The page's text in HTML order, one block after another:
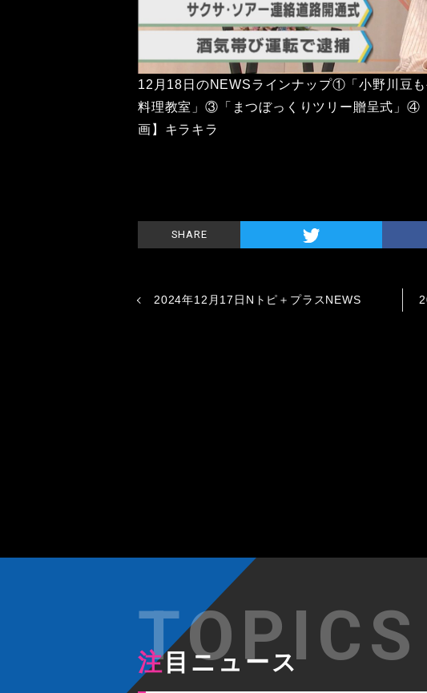
12月18日のNEWSラインナップ①「小野川豆
料理教室」③「まつぼっくりツリー贈呈式」④
画】キラキラ
SHARE
2024年12月17日Nトピ＋プラスNEWS
注目ニュース